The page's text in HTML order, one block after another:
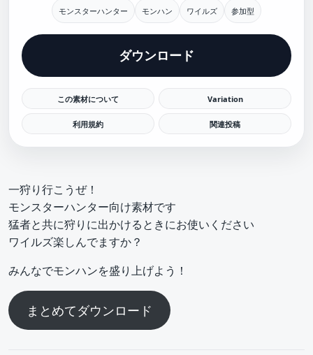
モンスターハンター モンハン ワイルズ 参加型
ダウンロード
この素材について Variation
利用規約 関連投稿
一狩り行こうぜ！
モンスターハンター向け素材です
猛者と共に狩りに出かけるときにお使いください
ワイルズ楽しんでますか？
みんなでモンハンを盛り上げよう！
まとめてダウンロード